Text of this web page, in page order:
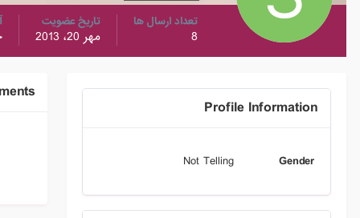
تعداد ارسال ها
8
تاریخ عضویت
مهر 20، 2013
Profile Information
Gender
Not Telling